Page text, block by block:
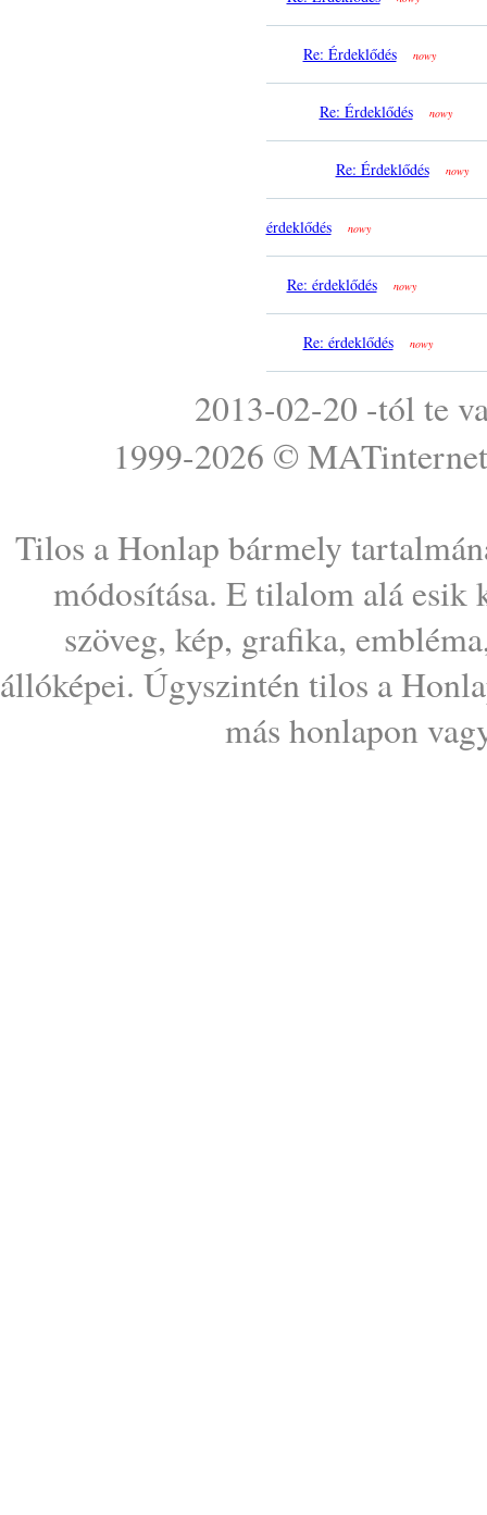
Re: Érdeklődés nowy
Re: Érdeklődés nowy
Re: Érdeklődés nowy
érdeklődés nowy
Re: érdeklődés nowy
Re: érdeklődés nowy
2013-02-20 -tól te
1999-2026 © MATinternet
Tilos a Honlap bármely
módosítása. E tilalom alá esik
szöveg, kép, grafika,
állóképei. Úgyszintén tilos a
más honlapon